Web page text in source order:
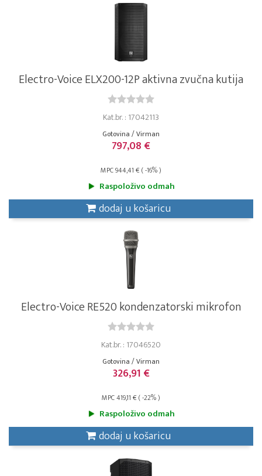
Electro-Voice ELX200-12P aktivna zvučna kutija
Kat.br. : 17042113
Gotovina / Virman
797,08 €
MPC 944,41 € ( -16% )
Raspoloživo odmah
dodaj u košaricu
Electro-Voice RE520 kondenzatorski mikrofon
Kat.br. : 17046520
Gotovina / Virman
326,91 €
MPC 419,11 € ( -22% )
Raspoloživo odmah
dodaj u košaricu